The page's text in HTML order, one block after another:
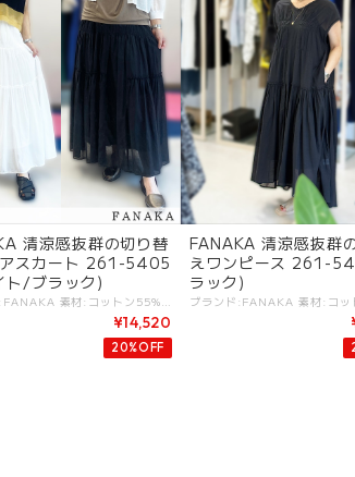
清涼感抜群の切り替
スカート 261-5405
ト/ブラック)
¥14,520
20%OFF
FANAKA 清涼感抜群
えワンピース 261-
ラック)